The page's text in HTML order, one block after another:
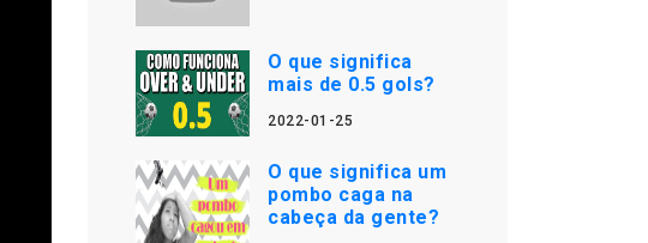
O que significa
mais de 0.5 gols?
2022-01-25
O que significa um
pombo caga na
cabeça da gente?